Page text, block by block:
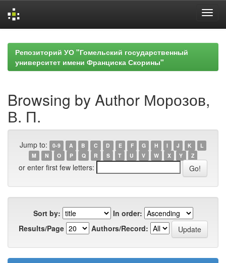
navigationРепозиторий УО "Гомельский государственный
университет имени Франциска Скорины"
Browsing by Author Морозов,
В. П.
Jump to: 0-9 A B C D E F G H I J K
L
M
N O P Q R S T U V W X Y Z
or enter first few letters:
Sort by:
In order:
Results/Page
Authors/Record: